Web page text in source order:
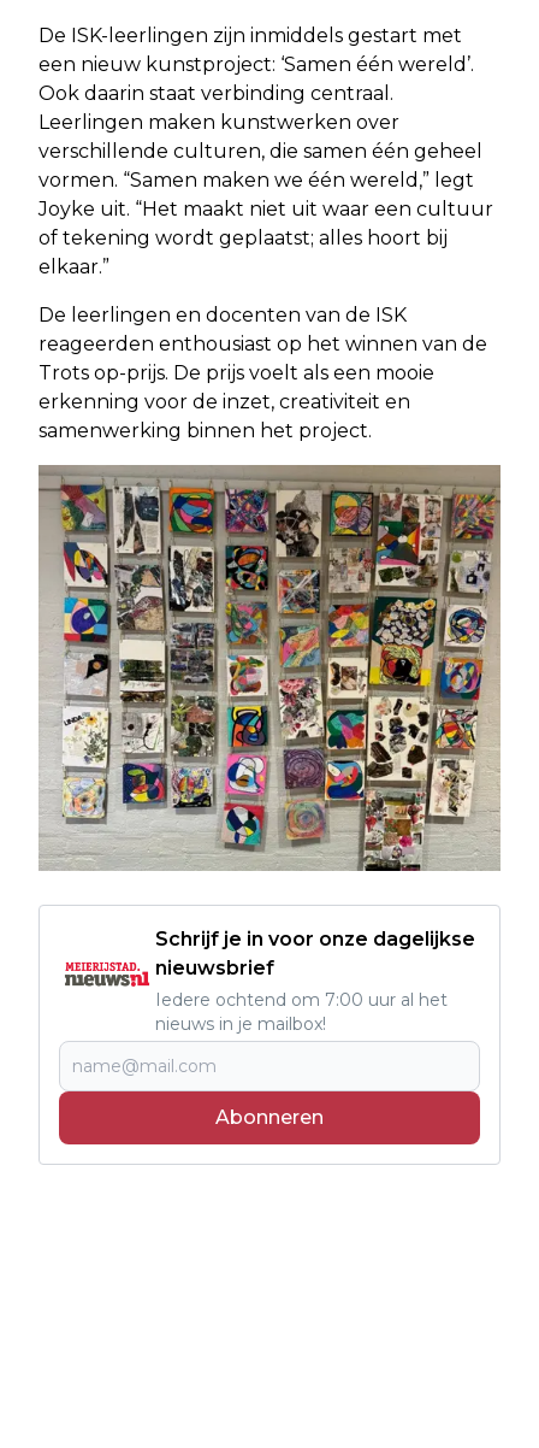
De ISK-leerlingen zijn inmiddels gestart met
een nieuw kunstproject: ‘Samen één wereld’.
Ook daarin staat verbinding centraal.
Leerlingen maken kunstwerken over
verschillende culturen, die samen één geheel
vormen. “Samen maken we één wereld,” legt
Joyke uit. “Het maakt niet uit waar een cultuur
of tekening wordt geplaatst; alles hoort bij
elkaar.”
De leerlingen en docenten van de ISK
reageerden enthousiast op het winnen van de
Trots op-prijs. De prijs voelt als een mooie
erkenning voor de inzet, creativiteit en
samenwerking binnen het project.
Schrijf je in voor onze dagelijkse
nieuwsbrief
Iedere ochtend om 7:00 uur al het
nieuws in je mailbox!
Abonneren